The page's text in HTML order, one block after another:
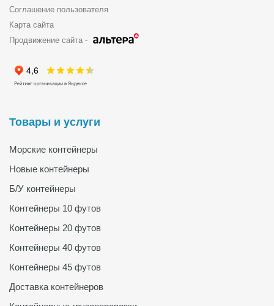
Соглашение пользователя
Карта сайта
Продвижение сайта -
Товары и услуги
Морские контейнеры
Новые контейнеры
Б/У контейнеры
Контейнеры 10 футов
Контейнеры 20 футов
Контейнеры 40 футов
Контейнеры 45 футов
Доставка контейнеров